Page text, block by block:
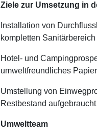
Ziele zur Umsetzung in
Installation von
kompletten
Hotel- und
umweltfreundliches
Umstellung von
Restbestand aufgebraucht
Umweltteam